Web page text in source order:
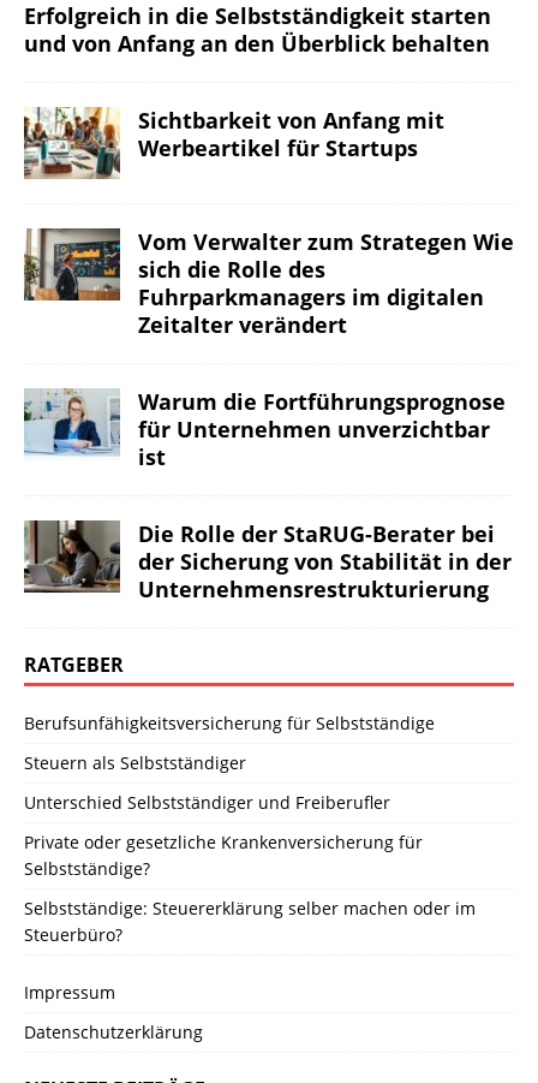
Erfolgreich in die Selbstständigkeit starten
und von Anfang an den Überblick behalten
Sichtbarkeit von Anfang mit
Werbeartikel für Startups
Vom Verwalter zum Strategen Wie
sich die Rolle des
Fuhrparkmanagers im digitalen
Zeitalter verändert
Warum die Fortführungsprognose
für Unternehmen unverzichtbar
ist
Die Rolle der StaRUG-Berater bei
der Sicherung von Stabilität in der
Unternehmensrestrukturierung
RATGEBER
Berufsunfähigkeitsversicherung für Selbstständige
Steuern als Selbstständiger
Unterschied Selbstständiger und Freiberufler
Private oder gesetzliche Krankenversicherung für
Selbstständige?
Selbstständige: Steuererklärung selber machen oder im
Steuerbüro?
Impressum
Datenschutzerklärung